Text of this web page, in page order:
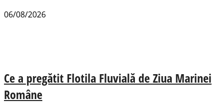
06/08/2026
Ce a pregătit Flotila Fluvială de Ziua Marinei
Române